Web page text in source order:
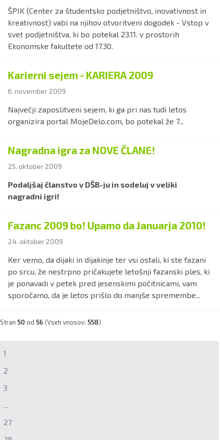
ŠPIK (Center za študentsko podjetništvo, inovativnost in
kreativnost) vabi na njihov otvoritveni dogodek - Vstop v
svet podjetništva, ki bo potekal 23.11. v prostorih
Ekonomske fakultete od 17.30.
Karierni sejem - KARIERA 2009
6. november 2009
Največji zaposlitveni sejem, ki ga pri nas tudi letos
organizira portal MojeDelo.com, bo potekal že 7...
Nagradna igra za NOVE ČLANE!
25. oktober 2009
Podaljšaj članstvo v DŠB-ju in sodeluj v veliki
nagradni igri!
Fazanc 2009 bo! Upamo da Januarja 2010!
24. oktober 2009
Ker vemo, da dijaki in dijakinje ter vsi ostali, ki ste fazani
po srcu, že nestrpno pričakujete letošnji fazanski ples, ki
je ponavadi v petek pred jesenskimi počitnicami, vam
sporočamo, da je letos prišlo do manjše spremembe...
Stran 50 od 56 (Vseh vnosov: 558)
1
2
3
...
27